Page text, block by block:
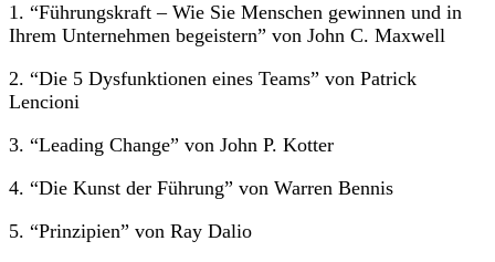
1. “Führungskraft – Wie Sie Menschen gewinnen und in
Ihrem Unternehmen begeistern” von John C. Maxwell
2. “Die 5 Dysfunktionen eines Teams” von Patrick
Lencioni
3. “Leading Change” von John P. Kotter
4. “Die Kunst der Führung” von Warren Bennis
5. “Prinzipien” von Ray Dalio